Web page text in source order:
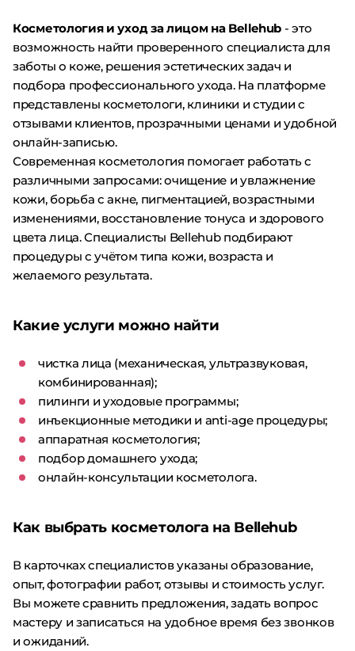
Косметология и уход за лицом на Bellehub - это
возможность найти проверенного специалиста для
заботы о коже, решения эстетических задач и
подбора профессионального ухода. На платформе
представлены косметологи, клиники и студии с
отзывами клиентов, прозрачными ценами и удобной
онлайн-записью.
Современная косметология помогает работать с
различными запросами: очищение и увлажнение
кожи, борьба с акне, пигментацией, возрастными
изменениями, восстановление тонуса и здорового
цвета лица. Специалисты Bellehub подбирают
процедуры с учётом типа кожи, возраста и
желаемого результата.
Какие услуги можно найти
чистка лица (механическая, ультразвуковая,
комбинированная);
пилинги и уходовые программы;
инъекционные методики и anti-age процедуры;
аппаратная косметология;
подбор домашнего ухода;
онлайн-консультации косметолога.
Как выбрать косметолога на Bellehub
В карточках специалистов указаны образование,
опыт, фотографии работ, отзывы и стоимость услуг.
Вы можете сравнить предложения, задать вопрос
мастеру и записаться на удобное время без звонков
и ожиданий.